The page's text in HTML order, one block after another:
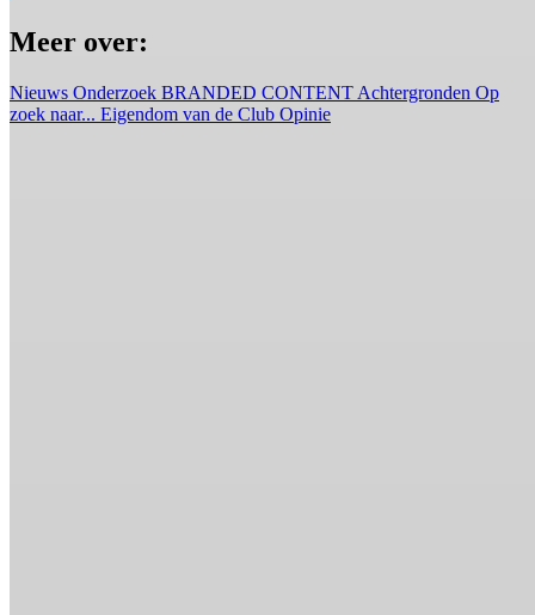
Meer over:
Nieuws Onderzoek BRANDED CONTENT Achtergronden Op
zoek naar... Eigendom van de Club Opinie